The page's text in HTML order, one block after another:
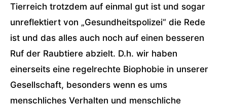
Tierreich trotzdem auf einmal gut ist und sogar
unreflektiert von „Gesundheitspolizei“ die Rede
ist und das alles auch noch auf einen besseren
Ruf der Raubtiere abzielt. D.h. wir haben
einerseits eine regelrechte Biophobie in unserer
Gesellschaft, besonders wenn es ums
menschliches Verhalten und menschliche